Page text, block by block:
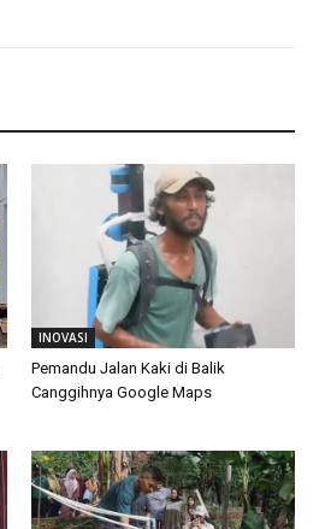
INOVASI
Pemandu Jalan Kaki di Balik
Canggihnya Google Maps